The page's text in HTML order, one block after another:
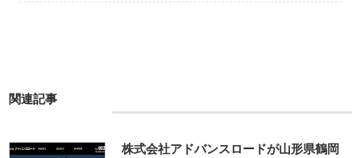
関連記事
株式会社アドバンスロードが山形県鶴岡